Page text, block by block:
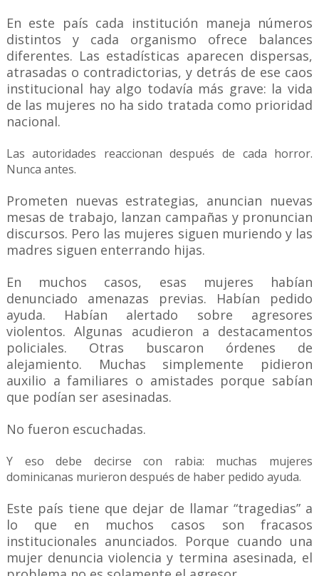
En este país cada institución maneja números
distintos y cada organismo ofrece balances
diferentes. Las estadísticas aparecen dispersas,
atrasadas o contradictorias, y detrás de ese caos
institucional hay algo todavía más grave: la vida
de las mujeres no ha sido tratada como prioridad
nacional.
Las autoridades reaccionan después de cada horror.
Nunca antes.
Prometen nuevas estrategias, anuncian nuevas
mesas de trabajo, lanzan campañas y pronuncian
discursos. Pero las mujeres siguen muriendo y las
madres siguen enterrando hijas.
En muchos casos, esas mujeres habían
denunciado amenazas previas. Habían pedido
ayuda. Habían alertado sobre agresores
violentos. Algunas acudieron a destacamentos
policiales. Otras buscaron órdenes de
alejamiento. Muchas simplemente pidieron
auxilio a familiares o amistades porque sabían
que podían ser asesinadas.
No fueron escuchadas.
Y eso debe decirse con rabia: muchas mujeres
dominicanas murieron después de haber pedido ayuda.
Este país tiene que dejar de llamar “tragedias” a
lo que en muchos casos son fracasos
institucionales anunciados. Porque cuando una
mujer denuncia violencia y termina asesinada, el